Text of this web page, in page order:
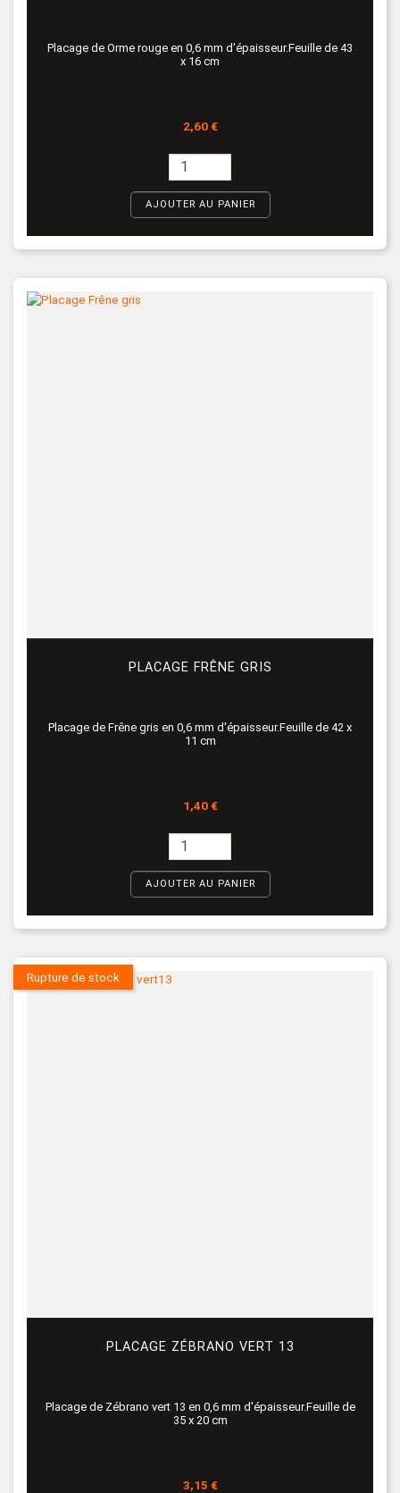
Placage de Orme rouge en 0,6 mm d'épaisseur.Feuille de 43
x 16 cm
Prix
2,60 €
AJOUTER AU PANIER
PLACAGE FRÊNE GRIS
Placage de Frêne gris en 0,6 mm d'épaisseur.Feuille de 42 x
11 cm
Prix
1,40 €
AJOUTER AU PANIER
PLACAGE ZÉBRANO VERT 13
Placage de Zébrano vert 13 en 0,6 mm d'épaisseur.Feuille de
35 x 20 cm
Prix
3,15 €
Rupture de stock